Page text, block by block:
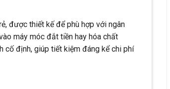
được thiết kế để phù hợp với ngân
máy móc đắt tiền hay hóa chất
cố định, giúp tiết kiệm đáng kể chi phí